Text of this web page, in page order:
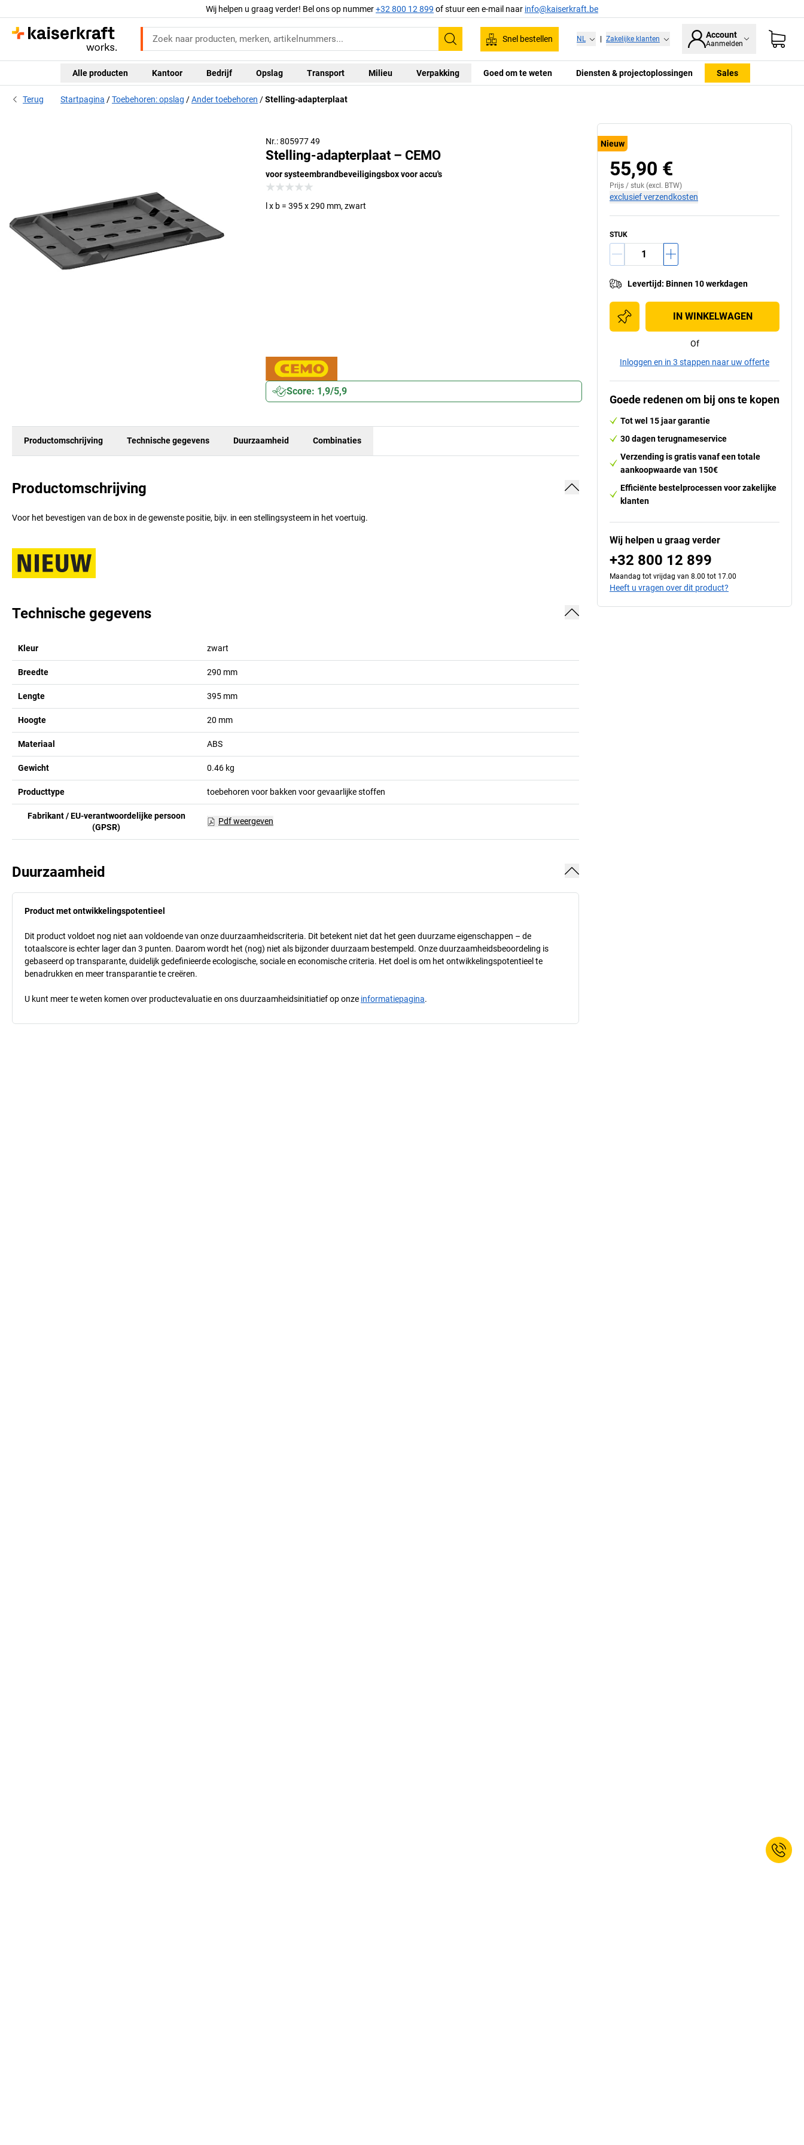
Wij helpen u graag verder! Bel ons op nummer+32 800 12 899 of stuur een e-mail naar info@kaiserkraft.be
Zoeken
Snel bestellen NL Zakelijke klanten Account
Aanmelden
Alle producten Kantoor Bedrijf Opslag Transport Milieu Verpakking Goed om te weten Diensten & projectoplossingen Sales
Terug Startpagina Toebehoren: opslag Ander toebehoren Stelling-adapterplaat
Nr.: 805977 49
Stelling-adapterplaat – CEMO
voor systeembrandbeveiligingsbox voor accu's
l x b = 395 x 290 mm, zwart
Score: 1,9/5,9
Productomschrijving Technische gegevens Duurzaamheid Combinaties
Productomschrijving
Voor het bevestigen van de box in de gewenste positie, bijv. in een stellingsysteem in het voertuig.
Technische gegevens
Kleur zwart
Breedte 290 mm
Lengte 395 mm
Hoogte 20 mm
Materiaal ABS
Gewicht 0.46 kg
Producttype toebehoren voor bakken voor gevaarlijke stoffen
Fabrikant / EU-verantwoordelijke persoon
(GPSR)
Pdf weergeven
Duurzaamheid
Product met ontwikkelingspotentieel
Dit product voldoet nog niet aan voldoende van onze duurzaamheidscriteria. Dit betekent niet dat het geen duurzame eigenschappen – de
totaalscore is echter lager dan 3 punten. Daarom wordt het (nog) niet als bijzonder duurzaam bestempeld. Onze duurzaamheidsbeoordeling is
gebaseerd op transparante, duidelijk gedefinieerde ecologische, sociale en economische criteria. Het doel is om het ontwikkelingspotentieel te
benadrukken en meer transparantie te creëren.
U kunt meer te weten komen over productevaluatie en ons duurzaamheidsinitiatief op onze informatiepagina.
Nieuw
55,90 €
Prijs / stuk (excl. BTW)
exclusief verzendkosten
STUK
Levertijd: Binnen 10 werkdagen
IN WINKELWAGEN
Of
Inloggen en in 3 stappen naar uw offerte
Goede redenen om bij ons te kopen
Tot wel 15 jaar garantie
30 dagen terugnameservice
Verzending is gratis vanaf een totale
aankoopwaarde van 150€
Efficiënte bestelprocessen voor zakelijke
klanten
Wij helpen u graag verder
+32 800 12 899
Maandag tot vrijdag van 8.00 tot 17.00
Heeft u vragen over dit product?